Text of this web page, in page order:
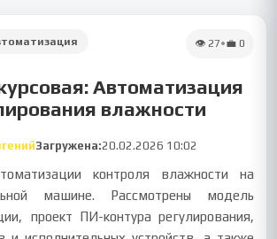
👁 27•💼 0
Автоматизация
влажности
Загружена:20.02.2026 10:02
контроля влажности на
машине. Рассмотрены модель
проект ПИ-контура регулирования,